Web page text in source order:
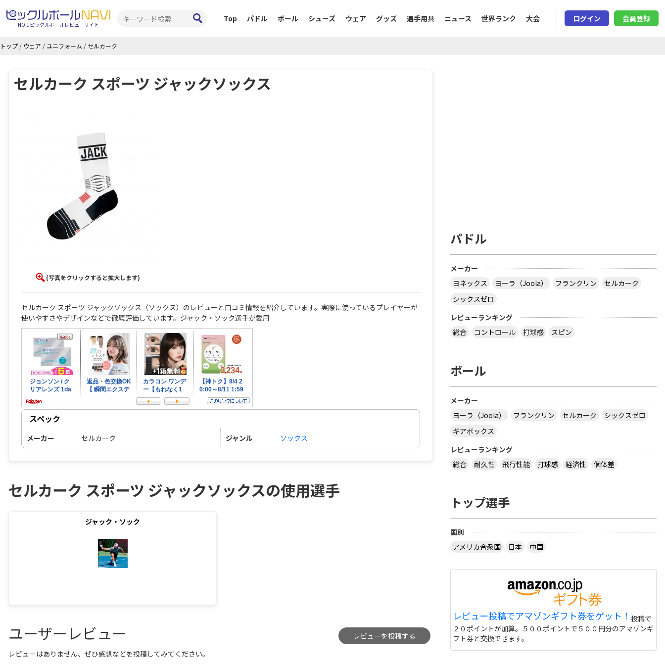
NO.1ピックルボールレビューサイト
Top パドル ボール シューズ ウェア グッズ 選手用具 ニュース 世界ランク 大会 ログイン 会員登録
トップ / ウェア / ユニフォーム / セルカーク
セルカーク スポーツ ジャックソックス
(写真をクリックすると拡大します)
セルカーク スポーツ ジャックソックス（ソックス）のレビューと口コミ情報を紹介しています。実際に使っているプレイヤーが
使いやすさやデザインなどで徹底評価しています。ジャック・ソック選手が愛用
スペック
メーカー セルカーク ジャンル ソックス
セルカーク スポーツ ジャックソックスの使用選手
ジャック・ソック
ユーザーレビュー
レビューを投稿する
レビューはありません、ぜひ感想などを投稿してみてください。
パドル
メーカー
ヨネックス
ヨーラ（Joola） フランクリン
セルカーク
シックスゼロ
レビューランキング
総合
コントロール 打球感 スピン
ボール
メーカー
ヨーラ（Joola）
フランクリン セルカーク
シックスゼロ
ギアボックス
レビューランキング
総合
耐久性 飛行性能 打球感 経済性 個体差
トップ選手
国別
アメリカ合衆国
日本 中国
レビュー投稿でアマゾンギフト券をゲット！ 投稿で
２０ポイントが加算。５００ポイントで５００円分のアマゾンギ
フト券と交換できます。